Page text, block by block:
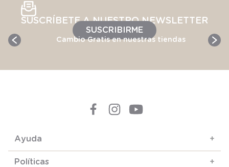
SUSCRÍBETE A NUESTRO NEWSLETTER
SUSCRIBIRME
Cambio Gratis en nuestras tiendas
Ayuda +
Políticas +